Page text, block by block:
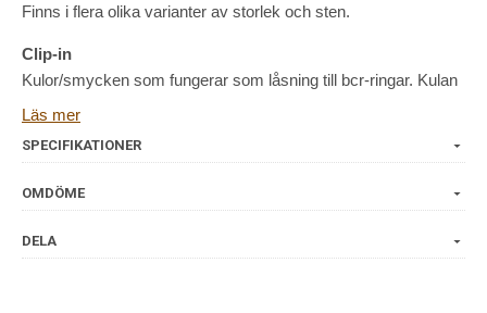
Finns i flera olika varianter av storlek och sten.
Clip-in
Kulor/smycken som fungerar som låsning till bcr-ringar. Kulan
klickas fast i ringens öppning. För att öppna ringen trycker en
enkelt att variera sitt piercingsmycke utan att behöva byta hela
smycket.
Alla piercingsmycken vi säljer håller högsta kvalitet och är
Läs mer
SPECIFIKATIONER
OMDÖME
DELA